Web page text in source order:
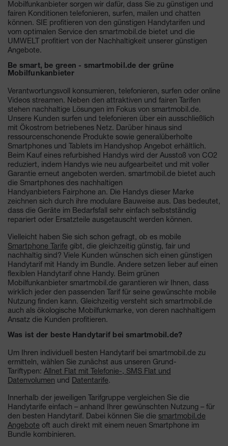
Mobilfunkanbieter sorgen wir dafür, dass Sie zu günstigen und
fairen Konditionen telefonieren, surfen, mailen und chatten
können. SIE profitieren von den günstigen Handytarifen und
vom optimalen Service den smartmobil.de bietet und die
UMWELT profitiert von der Nachhaltigkeit unserer günstigen
Angebote.
Be smart, be green - smartmobil.de der grüne
Mobilfunkanbieter
Verantwortungsvoll konsumieren, telefonieren, surfen oder online
Videos streamen. Neben den attraktiven und fairen Tarifen
stehen nachhaltige Lösungen im Fokus von smartmobil.de.
Unsere Kunden surfen und telefonieren über ein ausschließlich
mit Ökostrom betriebenes Netz. Darüber hinaus sind
ressourcenschonende Produkte sowie generalüberholte
Smartphones und Tablets im Handyshop Angebot erhältlich.
Beim Kauf eines refurbished Handys wird der Ausstoß von CO2
reduziert, indem Handys wie neu aufgearbeitet und mit voller
Garantie erneut angeboten werden. smartmobil.de bietet auch
die Smartphones des nachhaltigen
Handyanbieters Fairphone an. Die Handys dieser Marke
zeichnen sich durch ihre modulare Bauweise aus. Das bedeutet,
dass die Geräte im Bedarfsfall sehr einfach selbstständig
repariert oder Ersatzteile ausgetauscht werden können.
Vielleicht haben Sie sich schon gefragt, ob es mobile
Smartphone Tarife gibt, die gleichzeitig günstig, fair und
nachhaltig sind? Viele Kunden wünschen sich einen günstigen
Handytarif mit Handy im Bundle. Andere setzen lieber auf einen
flexiblen Handytarif ohne Handy. Beim grünen
Mobilfunkanbieter smartmobil.de garantieren wir Ihnen, dass
wirklich jeder den passenden Tarif für seine gewünschte mobile
Nutzung finden kann. Gleichzeitig versteht sich smartmobil.de
auch als ökologische Mobilfunkmarke, von deren nachhaltigem
Ansatz die Kunden profitieren.
Was ist der beste Handytarif bei smartmobil.de?
Um Ihren individuell besten Handytarif bei smartmobil.de zu
ermitteln, wählen Sie zunächst aus unseren Grund-
Tariftypen: Allnet Flat mit Telefonie-, SMS Flat und
Datenvolumen und Datentarife.
Innerhalb der jeweiligen Tarifgruppe vergleichen Sie die
Handytarife einfach – anhand Ihrer gewünschten Nutzung – für
den besten Handytarif. Dabei können Sie die smartmobil.de
Angebote oft auch direkt mit einem neuen Smartphone im
Bundle kombinieren.